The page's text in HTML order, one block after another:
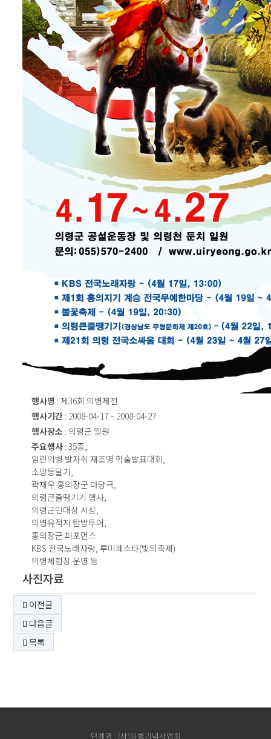
행사명 : 제36회 의병제전
행사기간 : 2008-04-17 ~ 2008-04-27
행사장소 : 의령군 일원
주요행사 : 35종,
임란의병 발자취 재조명 학술발표대회,
소망등달기,
곽재우 홍의장군 마당극,
의령큰줄땡기기 행사,
의령군민대상 시상,
의병유적지 탐방투어,
홍의장군 퍼포먼스
KBS 전국노래자랑, 루미페스타(빛의축제)
의병체험장 운영 등
사진자료
이전글
다음글
목록
단체명 : (사)의병기념사업회